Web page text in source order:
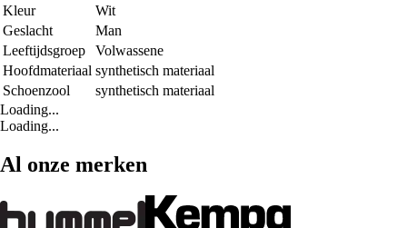
Kleur
Wit
Geslacht
Man
Leeftijdsgroep
Volwassene
Hoofdmateriaal synthetisch materiaal
Schoenzool
synthetisch materiaal
Loading...
Loading...
Al onze merken